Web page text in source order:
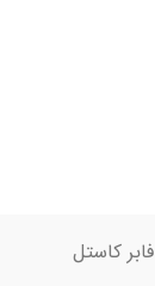
فابر کاستل